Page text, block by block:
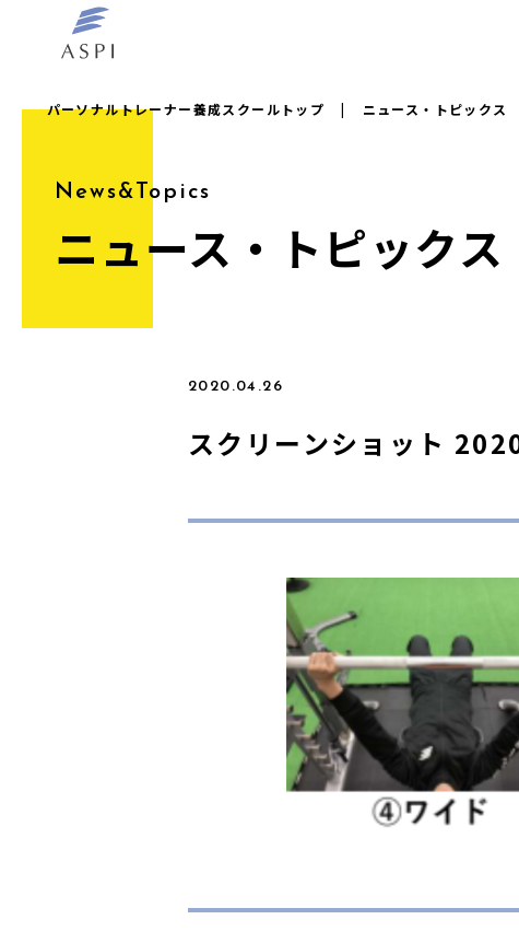
パーソナルトレーナー養成スクールトップ | ニュース・トピックス
News&Topics
ニュース・トピックス
2020.04.26
スクリーンショット